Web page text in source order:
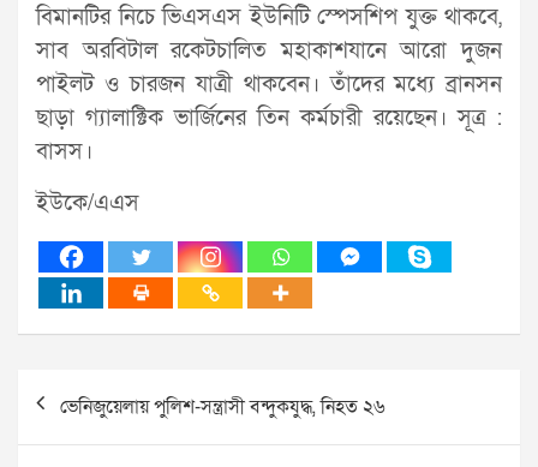
বিমানটির নিচে ভিএসএস ইউনিটি স্পেসশিপ যুক্ত থাকবে,
সাব অরবিটাল রকেটচালিত মহাকাশযানে আরো দুজন
পাইলট ও চারজন যাত্রী থাকবেন। তাঁদের মধ্যে ব্রানসন
ছাড়া গ্যালাক্টিক ভার্জিনের তিন কর্মচারী রয়েছেন। সূত্র :
বাসস।
ইউকে/এএস
Post
navigation
ভেনিজুয়েলায় পুলিশ-সন্ত্রাসী বন্দুকযুদ্ধ, নিহত ২৬